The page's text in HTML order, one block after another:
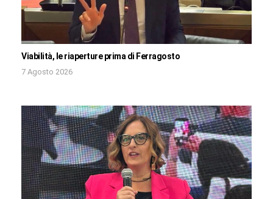
Viabilità, le riaperture prima di Ferragosto
7 Agosto 2026